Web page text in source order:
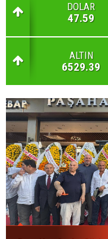
DOLAR
47.59
ALTIN
6529.39